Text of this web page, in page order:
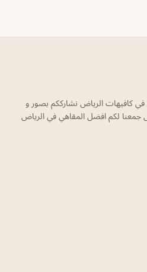
كافيهات الرياض نشارككم بصور و
جمعنا لكم افضل المقاهي في الرياض